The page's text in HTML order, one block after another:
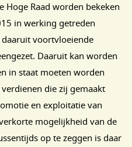
Hoge Raad worden bekeken
in werking getreden
voortvloeiende
Daaruit kan worden
in staat moeten worden
die zij gemaakt
en exploitatie van
mogelijkheid van de
op te zeggen is daar